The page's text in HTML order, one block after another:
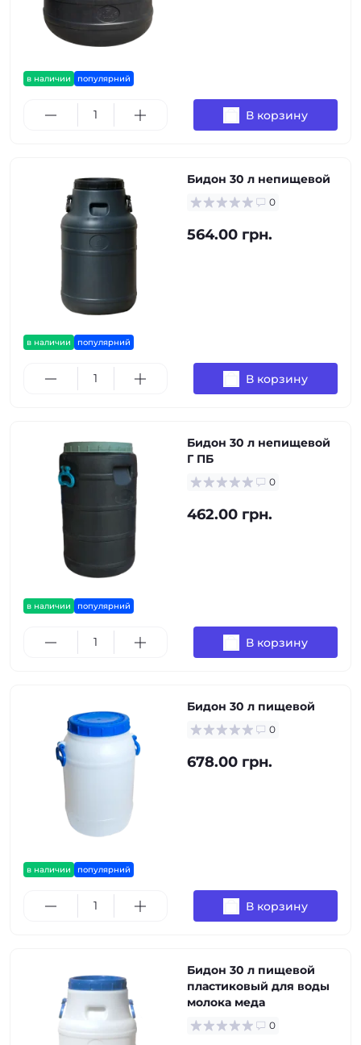
в наличии популярний
В корзину
в наличии популярний
Бидон 30 л непищевой
0
564.00 грн.
В корзину
в наличии популярний
Бидон 30 л непищевой
Г ПБ
0
462.00 грн.
В корзину
в наличии популярний
Бидон 30 л пищевой
0
678.00 грн.
В корзину
Бидон 30 л пищевой
пластиковый для воды
молока меда
0